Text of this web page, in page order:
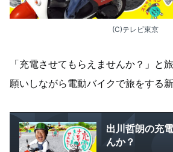
(C)テレビ東京
「充電させてもらえませんか？」と
願いしながら電動バイクで旅をする
出川哲朗の充
んか？